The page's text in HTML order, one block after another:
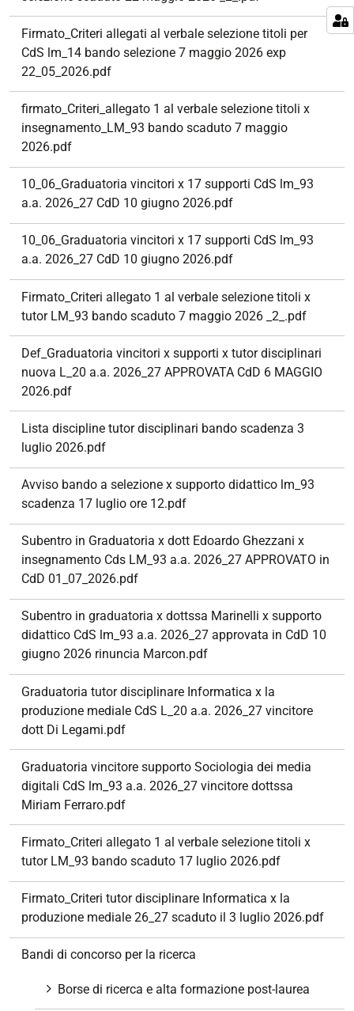
Firmato_Criteri allegati al verbale selezione titoli per
CdS lm_14 bando selezione 7 maggio 2026 exp
22_05_2026.pdf
firmato_Criteri_allegato 1 al verbale selezione titoli x
insegnamento_LM_93 bando scaduto 7 maggio
2026.pdf
10_06_Graduatoria vincitori x 17 supporti CdS lm_93
a.a. 2026_27 CdD 10 giugno 2026.pdf
10_06_Graduatoria vincitori x 17 supporti CdS lm_93
a.a. 2026_27 CdD 10 giugno 2026.pdf
Firmato_Criteri allegato 1 al verbale selezione titoli x
tutor LM_93 bando scaduto 7 maggio 2026 _2_.pdf
Def_Graduatoria vincitori x supporti x tutor disciplinari
nuova L_20 a.a. 2026_27 APPROVATA CdD 6 MAGGIO
2026.pdf
Lista discipline tutor disciplinari bando scadenza 3
luglio 2026.pdf
Avviso bando a selezione x supporto didattico lm_93
scadenza 17 luglio ore 12.pdf
Subentro in Graduatoria x dott Edoardo Ghezzani x
insegnamento Cds LM_93 a.a. 2026_27 APPROVATO in
CdD 01_07_2026.pdf
Subentro in graduatoria x dottssa Marinelli x supporto
didattico CdS lm_93 a.a. 2026_27 approvata in CdD 10
giugno 2026 rinuncia Marcon.pdf
Graduatoria tutor disciplinare Informatica x la
produzione mediale CdS L_20 a.a. 2026_27 vincitore
dott Di Legami.pdf
Graduatoria vincitore supporto Sociologia dei media
digitali CdS lm_93 a.a. 2026_27 vincitore dottssa
Miriam Ferraro.pdf
Firmato_Criteri allegato 1 al verbale selezione titoli x
tutor LM_93 bando scaduto 17 luglio 2026.pdf
Firmato_Criteri tutor disciplinare Informatica x la
produzione mediale 26_27 scaduto il 3 luglio 2026.pdf
Bandi di concorso per la ricerca
Borse di ricerca e alta formazione post-laurea